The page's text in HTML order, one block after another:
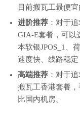
目前搬瓦工最便
进阶推荐 ：对于
GIA-E套餐，可以
本软银JPOS_1、
速度快、线路稳定
高端推荐 ：对于
搬瓦工香港套餐
比国内机房。